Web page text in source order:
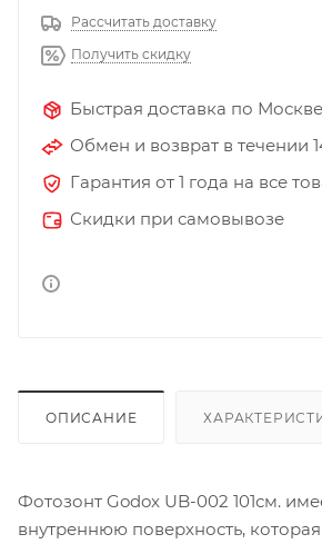
Рассчитать доставку
Получить скидку
Быстрая доставка по
Обмен и возврат в течении
Гарантия от 1 года на все
Скидки при самовывозе
ОПИСАНИЕ
Фотозонт Godox UB-002 101см.
внутреннюю поверхность,